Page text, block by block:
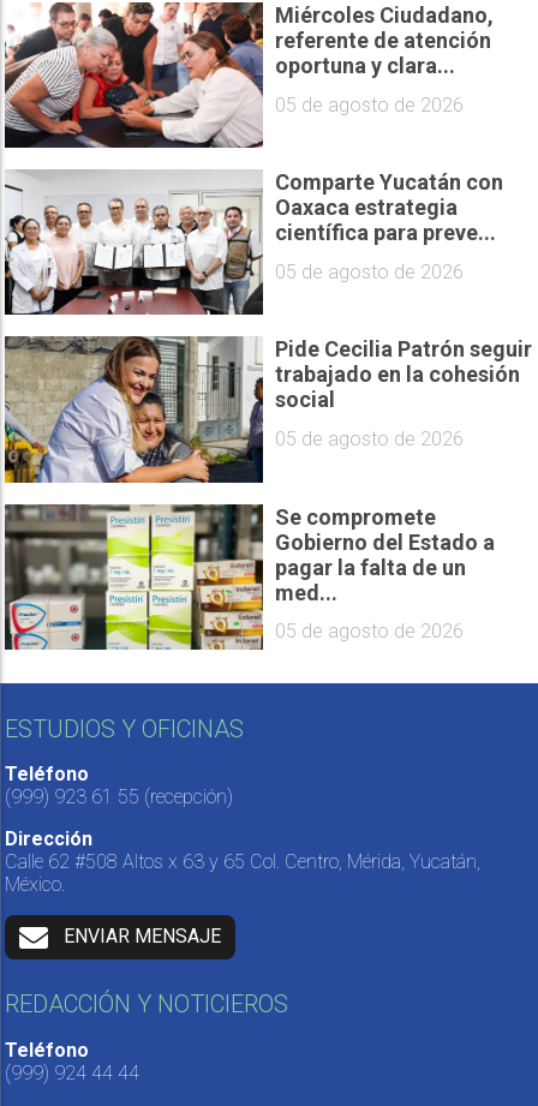
Miércoles Ciudadano,
referente de atención
oportuna y clara...
05 de agosto de 2026
Comparte Yucatán con
Oaxaca estrategia
científica para preve...
05 de agosto de 2026
Pide Cecilia Patrón seguir
trabajado en la cohesión
social
05 de agosto de 2026
Se compromete
Gobierno del Estado a
pagar la falta de un
med...
05 de agosto de 2026
ESTUDIOS Y OFICINAS
Teléfono
(999) 923 61 55 (recepción)
Dirección
Calle 62 #508 Altos x 63 y 65 Col. Centro, Mérida, Yucatán,
México.
ENVIAR MENSAJE
REDACCIÓN Y NOTICIEROS
Teléfono
(999) 924 44 44